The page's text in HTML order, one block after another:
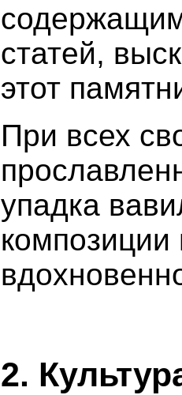
статей,
этот
При всех
упадка
композиции
2.